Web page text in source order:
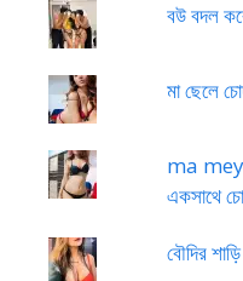
বউ বদল
মা ছেলে
ma
একসাথে
বৌদির